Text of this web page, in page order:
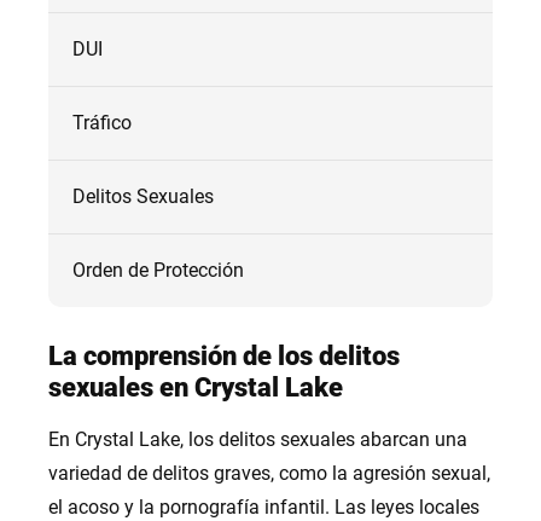
DUI
Tráfico
Delitos Sexuales
Orden de Protección
La comprensión de los delitos
sexuales en Crystal Lake
En Crystal Lake, los delitos sexuales abarcan una
variedad de delitos graves, como la agresión sexual,
el acoso y la pornografía infantil. Las leyes locales